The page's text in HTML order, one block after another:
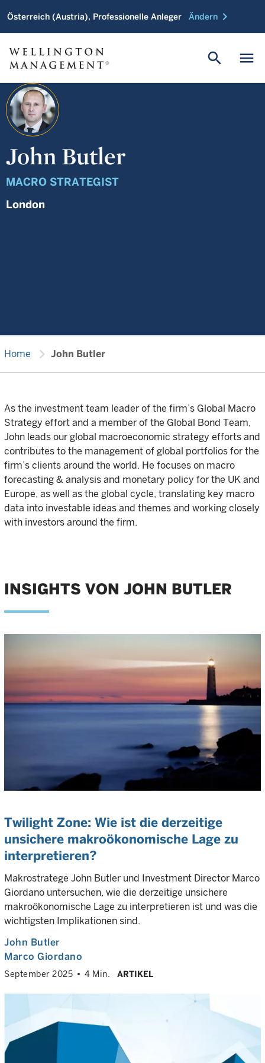
Österreich (Austria), Professionelle Anleger Ändern chevron_right
menu
search
John Butler
MACRO STRATEGIST
London
Home chevron_right John Butler
As the investment team leader of the firm’s Global Macro
Strategy effort and a member of the Global Bond Team,
John leads our global macroeconomic strategy efforts and
contributes to the management of global portfolios for the
firm’s clients around the world. He focuses on macro
forecasting & analysis and monetary policy for the UK and
Europe, as well as the global cycle, translating key macro
data into investable ideas and themes and working closely
with investors around the firm.
INSIGHTS VON JOHN BUTLER
Twilight Zone: Wie ist die derzeitige
unsichere makroökonomische Lage zu
interpretieren?
Makrostratege John Butler und Investment Director Marco
Giordano untersuchen, wie die derzeitige unsichere
makroökonomische Lage zu interpretieren ist und was die
wichtigsten Implikationen sind.
John Butler
Marco Giordano
September 2025 4 Min. ARTIKEL